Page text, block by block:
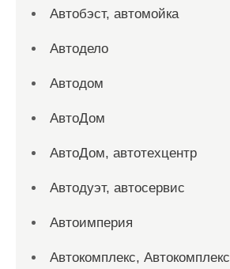
Автобэст, автомойка
Автодело
Автодом
АвтоДом
АвтоДом, автотехцентр
Автодуэт, автосервис
Автоимперия
Автокомплекс, Автокомплекс